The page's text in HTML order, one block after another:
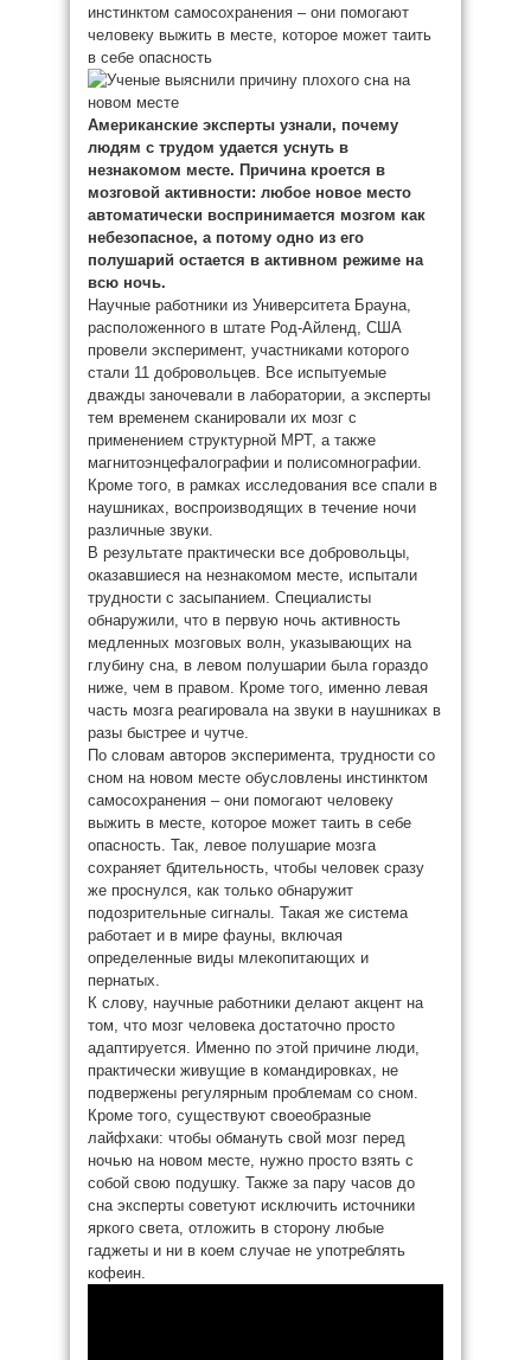
инстинктом самосохранения – они помогают
человеку выжить в месте, которое может таить
в себе опасность
Американские эксперты узнали, почему
людям с трудом удается уснуть в
незнакомом месте. Причина кроется в
мозговой активности: любое новое место
автоматически воспринимается мозгом как
небезопасное, а потому одно из его
полушарий остается в активном режиме на
всю ночь.
Научные работники из Университета Брауна,
расположенного в штате Род-Айленд, США
провели эксперимент, участниками которого
стали 11 добровольцев. Все испытуемые
дважды заночевали в лаборатории, а эксперты
тем временем сканировали их мозг с
применением структурной МРТ, а также
магнитоэнцефалографии и полисомнографии.
Кроме того, в рамках исследования все спали в
наушниках, воспроизводящих в течение ночи
различные звуки.
В результате практически все добровольцы,
оказавшиеся на незнакомом месте, испытали
трудности с засыпанием. Специалисты
обнаружили, что в первую ночь активность
медленных мозговых волн, указывающих на
глубину сна, в левом полушарии была гораздо
ниже, чем в правом. Кроме того, именно левая
часть мозга реагировала на звуки в наушниках в
разы быстрее и чутче.
По словам авторов эксперимента, трудности со
сном на новом месте обусловлены инстинктом
самосохранения – они помогают человеку
выжить в месте, которое может таить в себе
опасность. Так, левое полушарие мозга
сохраняет бдительность, чтобы человек сразу
же проснулся, как только обнаружит
подозрительные сигналы. Такая же система
работает и в мире фауны, включая
определенные виды млекопитающих и
пернатых.
К слову, научные работники делают акцент на
том, что мозг человека достаточно просто
адаптируется. Именно по этой причине люди,
практически живущие в командировках, не
подвержены регулярным проблемам со сном.
Кроме того, существуют своеобразные
лайфхаки: чтобы обмануть свой мозг перед
ночью на новом месте, нужно просто взять с
собой свою подушку. Также за пару часов до
сна эксперты советуют исключить источники
яркого света, отложить в сторону любые
гаджеты и ни в коем случае не употреблять
кофеин.